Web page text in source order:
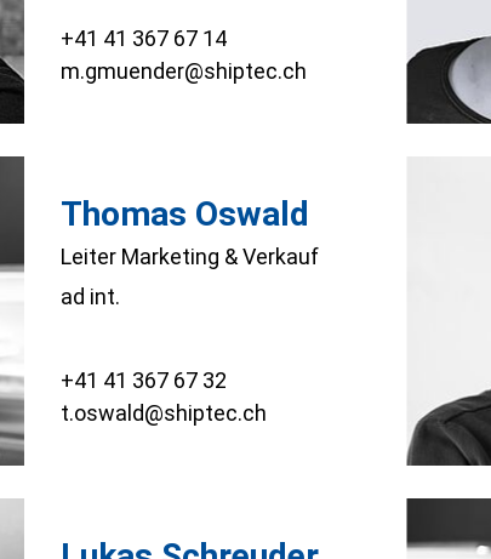
+41 41 367 67 14
m.gmuender@shiptec.ch
Thomas Oswald
Leiter Marketing & Verkauf
ad int.
+41 41 367 67 32
t.oswald@shiptec.ch